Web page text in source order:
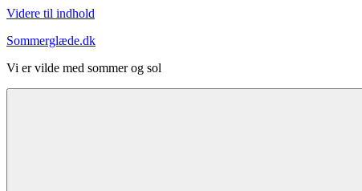
Videre til indhold
Sommerglæde.dk
Vi er vilde med sommer og sol